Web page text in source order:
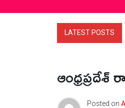
LATEST POSTS
Posted on